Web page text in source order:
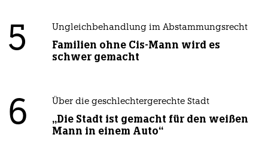
5 Ungleichbehandlung im Abstammungsrecht
Familien ohne Cis-Mann wird es
schwer gemacht
6 Über die geschlechtergerechte Stadt
„Die Stadt ist gemacht für den weißen
Mann in einem Auto“